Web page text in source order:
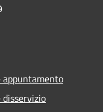
appuntamento
disservizio